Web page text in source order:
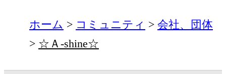
ホーム コミュニティ
会社、団体
☆Ａ-shine☆